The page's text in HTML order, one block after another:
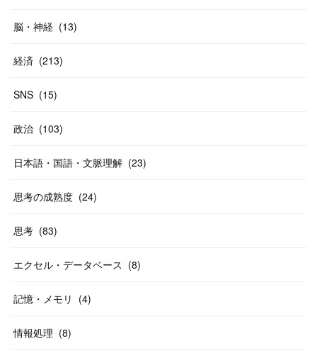
脳・神経 (13)
経済 (213)
SNS (15)
政治 (103)
日本語・国語・文脈理解 (23)
思考の成熟度 (24)
思考 (83)
エクセル・データベース (8)
記憶・メモリ (4)
情報処理 (8)